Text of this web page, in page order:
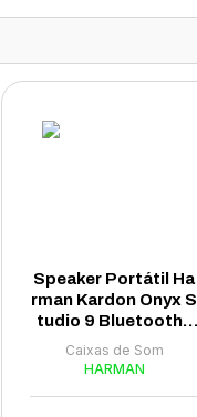
Speaker Portátil Ha
rman Kardon Onyx S
tudio 9 Bluetooth -
Preto
Caixas de Som
HARMAN